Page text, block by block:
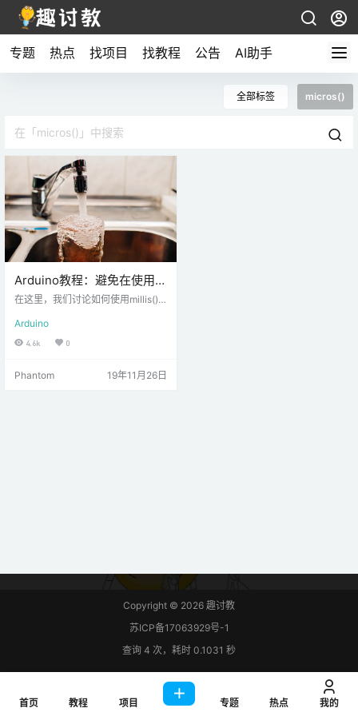
专题 热点 找项目 找教程 公告 AI助手
全部标签 micros()
Arduino教程：避免在使用
millis()和micros()时出现溢
在这里，我们讨论如何使用millis()
lay()。 与C / C ++中的变量溢出不
是一个很好的类比，但是您知道了…
50天左右70分钟，分别。从上次对
Arduino
4.6k 0
Phantom 19年11月26日
Copyright © 2026 趣讨教
苏ICP备17063929号-1
查询 4 次，耗时 0.1031 秒
首页 教程 项目 专题 热点 我的